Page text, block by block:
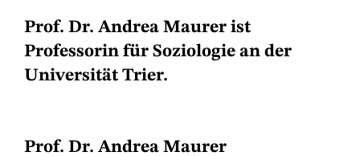
Prof. Dr. Andrea Maurer ist
Professorin für Soziologie an der
Universität Trier.
Prof. Dr. Andrea Maurer